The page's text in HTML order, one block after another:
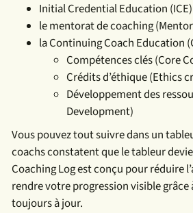
Initial Credential Education (ICE)
le mentorat de coaching
la Continuing Coach Education
Compétences clés (Core
Crédits d’éthique (Ethics
Développement des
Development)
Vous pouvez tout suivre dans un
coachs constatent que le tableur
Coaching Log est conçu pour réduire
rendre votre progression visible grâce
toujours à jour.